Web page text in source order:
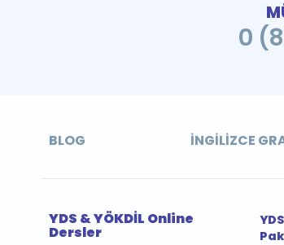
0
BLOG İNGILIZCE
YDS & YÖKDİL Online
Dersler